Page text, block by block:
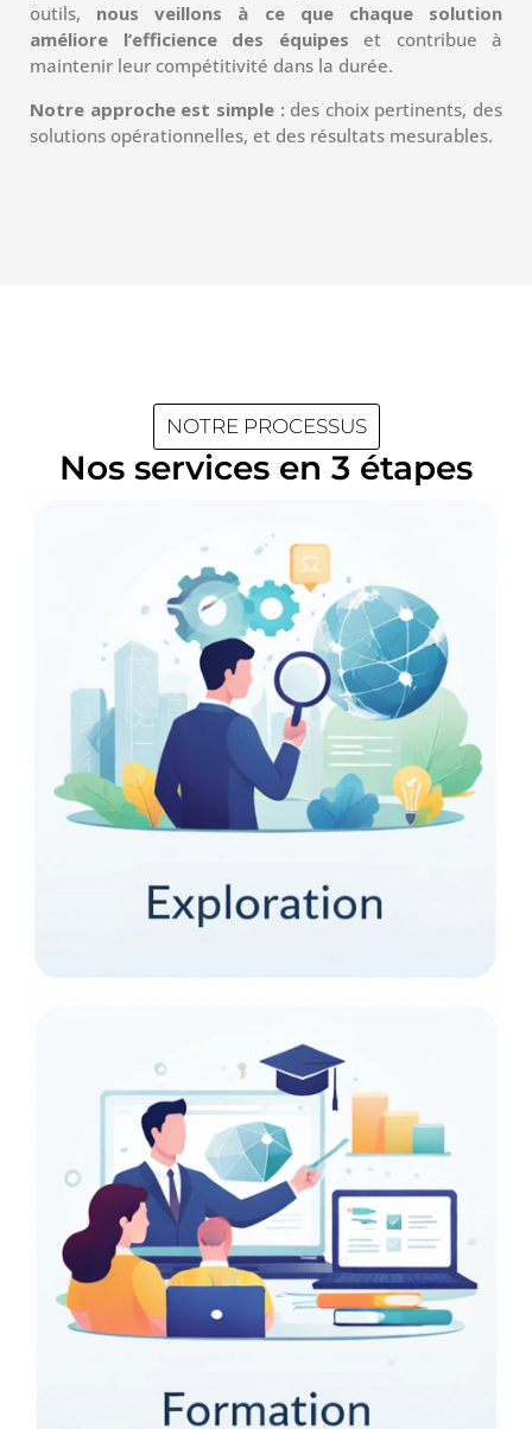
outils, nous veillons à ce que chaque solution
améliore l’efficience des équipes et contribue à
maintenir leur compétitivité dans la durée.
Notre approche est simple : des choix pertinents, des
solutions opérationnelles, et des résultats mesurables.
NOTRE PROCESSUS
Nos services en 3 étapes